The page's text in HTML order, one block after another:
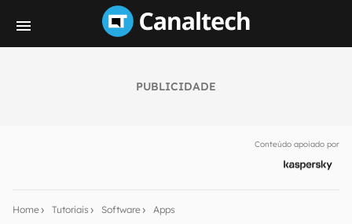
PUBLICIDADE
Conteúdo apoiado por
Home Tutoriais Software Apps
notícias e reviews sobre tecnologia em primeira